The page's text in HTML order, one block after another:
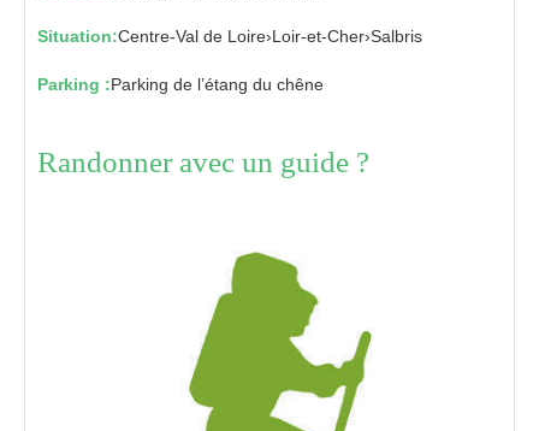
Situation:Centre-Val de Loire›Loir-et-Cher›Salbris
Parking :Parking de l’étang du chêne
Randonner avec un guide ?